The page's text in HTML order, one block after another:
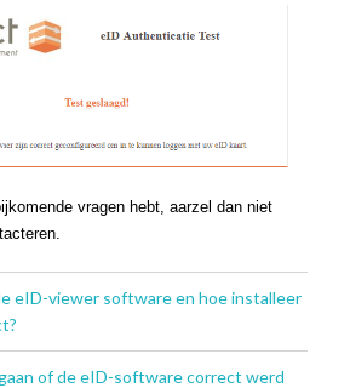
vragen hebt, aarzel dan niet
eID-viewer software en hoe installeer
of de eID-software correct werd